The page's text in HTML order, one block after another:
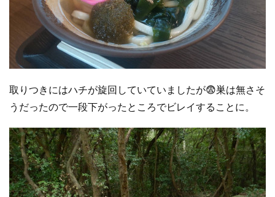
取りつきにはハチが旋回していていましたが😨巣は無さそ
うだったので一段下がったところでビレイすることに。